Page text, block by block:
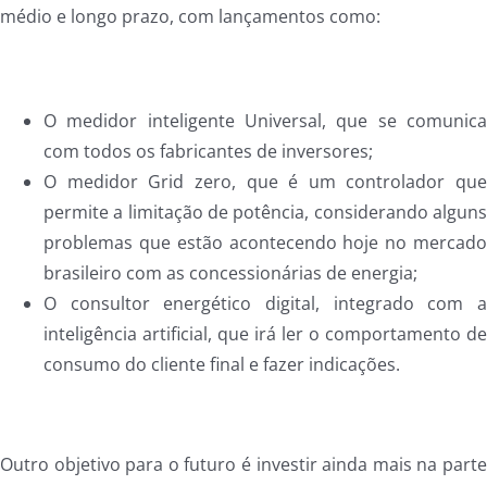
médio e longo prazo, com lançamentos como:
O medidor inteligente Universal, que se comunica
com todos os fabricantes de inversores;
O medidor Grid zero, que é um controlador que
permite a limitação de potência, considerando alguns
problemas que estão acontecendo hoje no mercado
brasileiro com as concessionárias de energia;
O consultor energético digital, integrado com a
inteligência artificial, que irá ler o comportamento de
consumo do cliente final e fazer indicações.
Outro objetivo para o futuro é investir ainda mais na parte